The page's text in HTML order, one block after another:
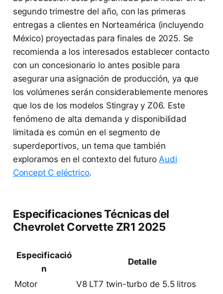
segundo trimestre del año, con las primeras
entregas a clientes en Norteamérica (incluyendo
México) proyectadas para finales de 2025. Se
recomienda a los interesados establecer contacto
con un concesionario lo antes posible para
asegurar una asignación de producción, ya que
los volúmenes serán considerablemente menores
que los de los modelos Stingray y Z06. Este
fenómeno de alta demanda y disponibilidad
limitada es común en el segmento de
superdeportivos, un tema que también
exploramos en el contexto del futuroAudi
Concept C eléctrico.
Especificaciones Técnicas del
Chevrolet Corvette ZR1 2025
Especificació
n
Detalle
Motor
V8 LT7 twin-turbo de 5.5 litros